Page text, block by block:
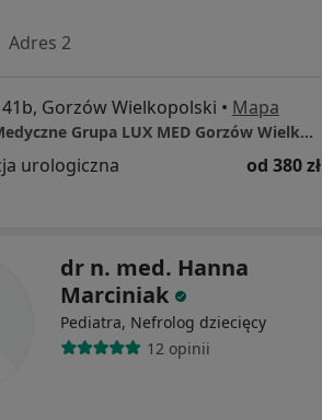
Adres 2
Gorzów Wielkopolski • Mapa
Centrum Medyczne Grupa LUX MED Gorzów Wielkopolski - Walczaka 41B
urologiczna od 380 zł
dr n. med. Hanna
Marciniak
Pediatra, Nefrolog dziecięcy
12 opinii